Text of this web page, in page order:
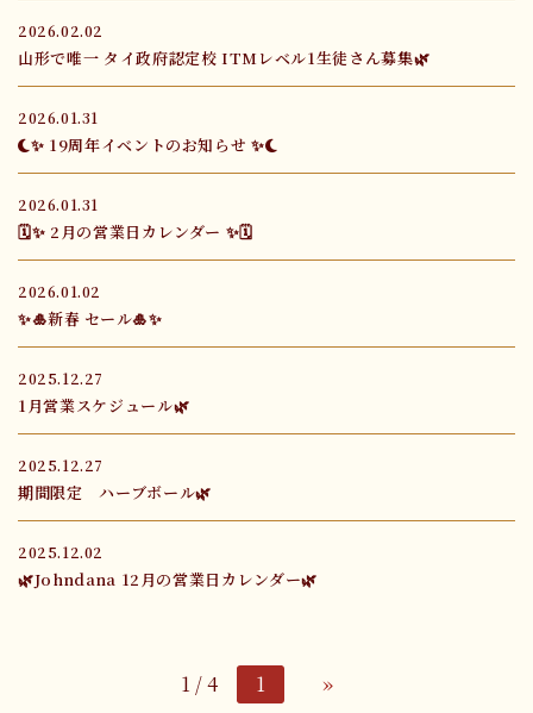
2026.02.02
山形で唯一 タイ政府認定校 ITMレベル1生徒さん募集🌿
2026.01.31
🌙✨ 19周年イベントのお知らせ ✨🌙
2026.01.31
🗓✨ 2月の営業日カレンダー ✨🗓
2026.01.02
✨🎍新春 セール🎍✨
2025.12.27
1月営業スケジュール🌿
2025.12.27
期間限定 ハーブボール🌿
2025.12.02
🌿Johndana 12月の営業日カレンダー🌿
1 / 4 1 »